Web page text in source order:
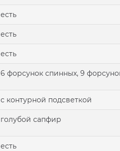
есть
есть
есть
6 форсунок спинных, 9
с контурной подсветкой
голубой сапфир
есть